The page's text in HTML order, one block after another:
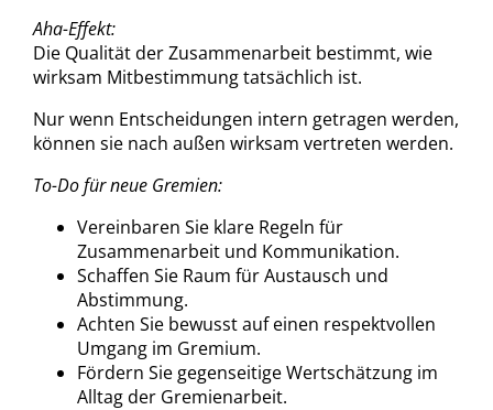
Aha-Effekt:
Die Qualität der Zusammenarbeit bestimmt, wie
wirksam Mitbestimmung tatsächlich ist.
Nur wenn Entscheidungen intern getragen werden,
können sie nach außen wirksam vertreten werden.
To-Do für neue Gremien:
Vereinbaren Sie klare Regeln für
Zusammenarbeit und Kommunikation.
Schaffen Sie Raum für Austausch und
Abstimmung.
Achten Sie bewusst auf einen respektvollen
Umgang im Gremium.
Fördern Sie gegenseitige Wertschätzung im
Alltag der Gremienarbeit.